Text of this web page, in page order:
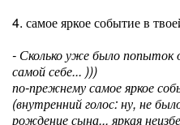
4. самое яркое событие в
- Сколько уже было
самой себе... )))
по-прежнему самое яркое
(внутренний голос: ну, не
рождение сына... яркая